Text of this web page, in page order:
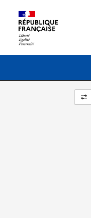
Menu principal